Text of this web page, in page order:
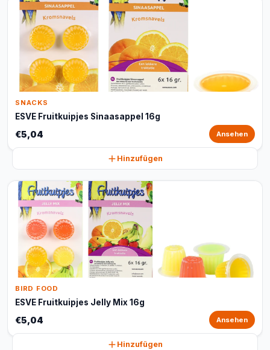
SNACKS
ESVE Fruitkuipjes Sinaasappel 16g
€5,04 Ansehen
Hinzufügen
BIRD FOOD
ESVE Fruitkuipjes Jelly Mix 16g
€5,04 Ansehen
Hinzufügen